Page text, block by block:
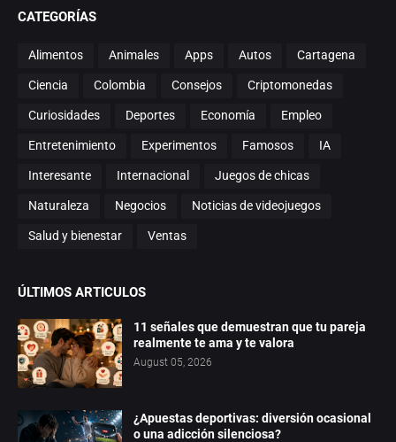
CATEGORÍAS
Alimentos Animales Apps Autos Cartagena
Ciencia Colombia Consejos Criptomonedas
Curiosidades Deportes Economía Empleo
Entretenimiento Experimentos Famosos IA
Interesante Internacional Juegos de chicas
Naturaleza Negocios Noticias de videojuegos
Salud y bienestar Ventas
ÚLTIMOS ARTICULOS
11 señales que demuestran que tu pareja
realmente te ama y te valora
August 05, 2026
¿Apuestas deportivas: diversión ocasional
o una adicción silenciosa?